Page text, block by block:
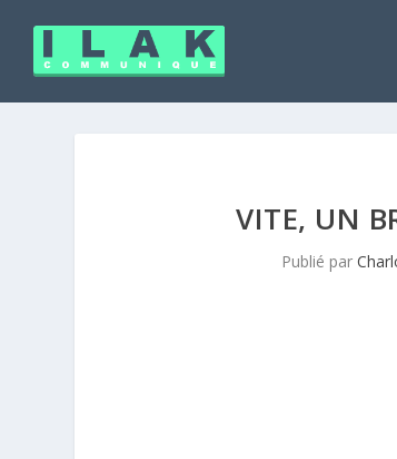
VITE, UN
Publié par